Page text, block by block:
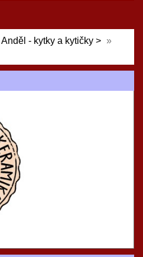
Anděl - kytky a kytičky
»